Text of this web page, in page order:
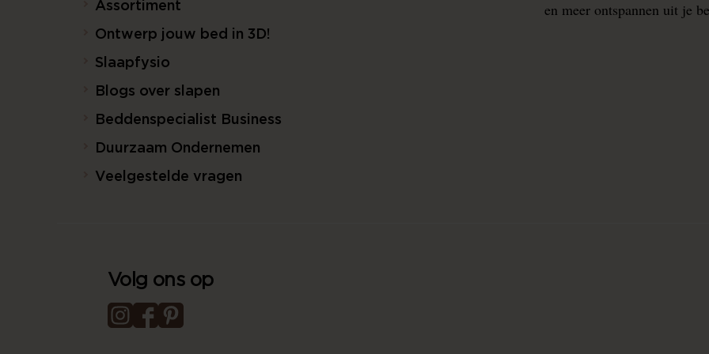
Assortiment
Ontwerp jouw bed in 3D!
Slaapfysio
Blogs over slapen
Beddenspecialist Business
Duurzaam Ondernemen
Veelgestelde vragen
en meer ontspannen uit je
Volg ons op